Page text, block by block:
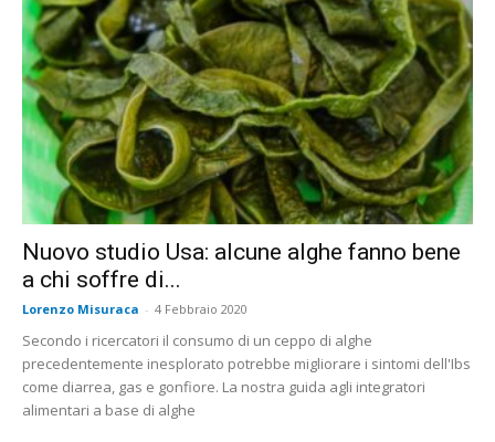
Nuovo studio Usa: alcune alghe fanno bene
a chi soffre di...
Lorenzo Misuraca - 4 Febbraio 2020
Secondo i ricercatori il consumo di un ceppo di alghe
precedentemente inesplorato potrebbe migliorare i sintomi dell'Ibs
come diarrea, gas e gonfiore. La nostra guida agli integratori
alimentari a base di alghe